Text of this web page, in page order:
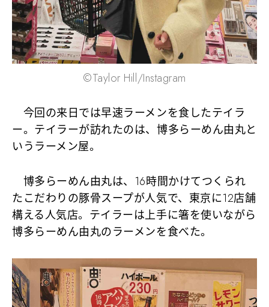
©Taylor Hill/Instagram
今回の来日では早速ラーメンを食したテイラ
ー。テイラーが訪れたのは、博多らーめん由丸と
いうラーメン屋。
博多らーめん由丸は、16時間かけてつくられ
たこだわりの豚骨スープが人気で、東京に12店舗
構える人気店。テイラーは上手に箸を使いながら
博多らーめん由丸のラーメンを食べた。